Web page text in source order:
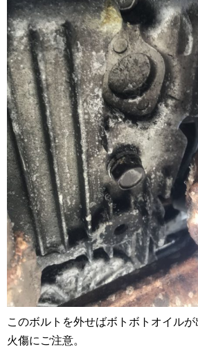
このボルトを外せばボトボトオイルが
火傷にご注意。